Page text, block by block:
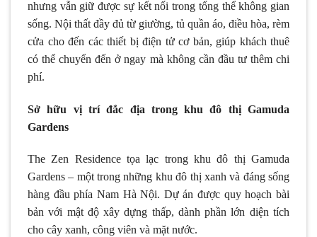
nhưng vẫn giữ được sự kết nối trong tổng thể không gian
sống. Nội thất đầy đủ từ giường, tủ quần áo, điều hòa, rèm
cửa cho đến các thiết bị điện tử cơ bản, giúp khách thuê
có thể chuyển đến ở ngay mà không cần đầu tư thêm chi
phí.
Sở hữu vị trí đắc địa trong khu đô thị Gamuda
Gardens
The Zen Residence tọa lạc trong khu đô thị Gamuda
Gardens – một trong những khu đô thị xanh và đáng sống
hàng đầu phía Nam Hà Nội. Dự án được quy hoạch bài
bản với mật độ xây dựng thấp, dành phần lớn diện tích
cho cây xanh, công viên và mặt nước.